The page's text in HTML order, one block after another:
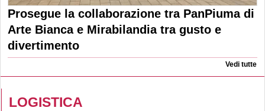
Prosegue la collaborazione tra PanPiuma di
Arte Bianca e Mirabilandia tra gusto e
divertimento
Vedi tutte
LOGISTICA